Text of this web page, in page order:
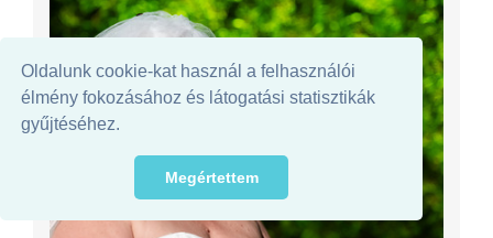
Oldalunk cookie-kat használ a felhasználói
élmény fokozásához és látogatási statisztikák
gyűjtéséhez.
Megértettem